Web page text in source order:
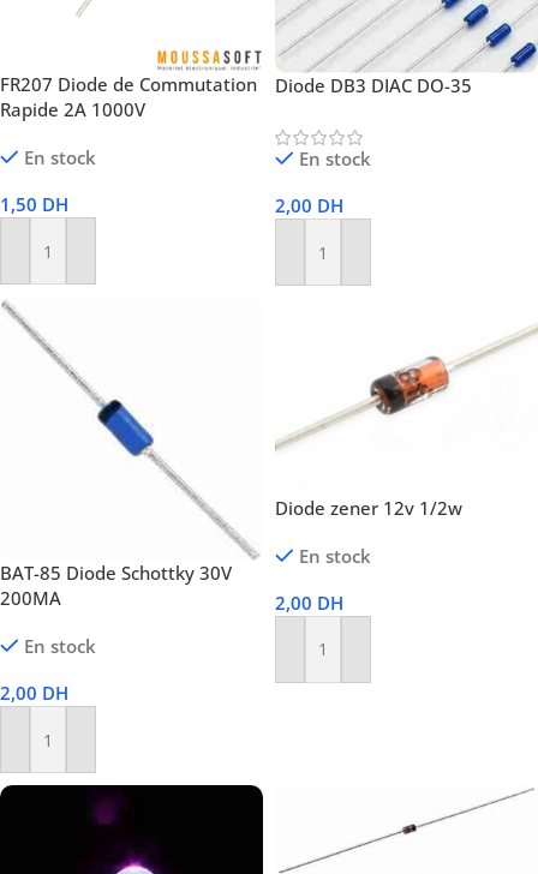
FR207 Diode de Commutation
Rapide 2A 1000V
En stock
1,50 DH
Ajouter Au Panier
Diode DB3 DIAC DO-35
En stock
2,00 DH
Ajouter Au Panier
BAT-85 Diode Schottky 30V
200MA
En stock
2,00 DH
Ajouter Au Panier
Diode zener 12v 1/2w
En stock
2,00 DH
Ajouter Au Panier